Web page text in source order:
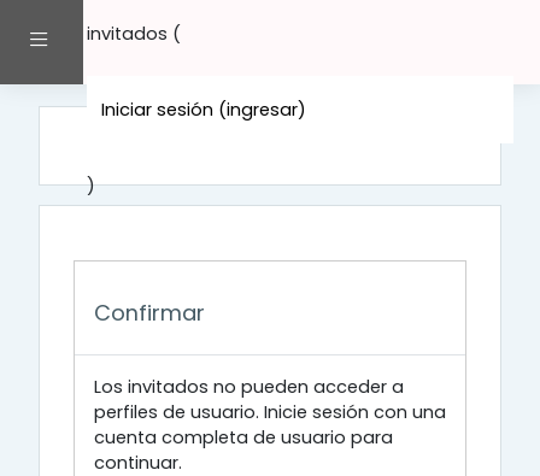
Pánel lateral
invitados (
Iniciar sesión (ingresar)
)
Confirmar
Los invitados no pueden acceder a
perfiles de usuario. Inicie sesión con una
cuenta completa de usuario para
continuar.